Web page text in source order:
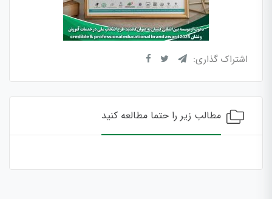
اشتراک گذاری:
مطالب زیر را حتما مطالعه کنید